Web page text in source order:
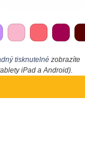
tisknutelné zobrazíte
iPad a Android).